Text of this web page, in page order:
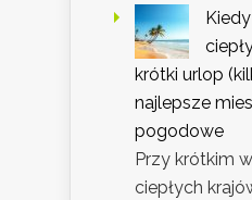
krótki urlop
najlepsze
pogodowe
Przy krótkim
ciepłych